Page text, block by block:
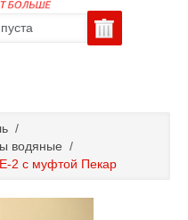
/
водяные /
2 с муфтой Пекар